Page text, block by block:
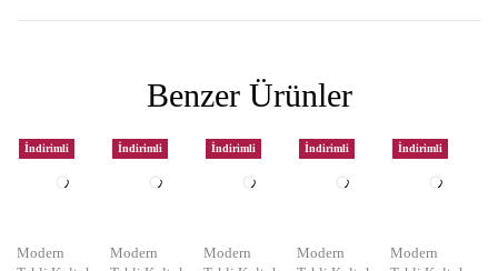
Benzer Ürünler
İndirimli
Modern
İndirimli
Modern
İndirimli
Modern
İndirimli
Modern
İndirimli
Modern